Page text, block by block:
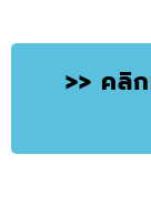
>> คลิ